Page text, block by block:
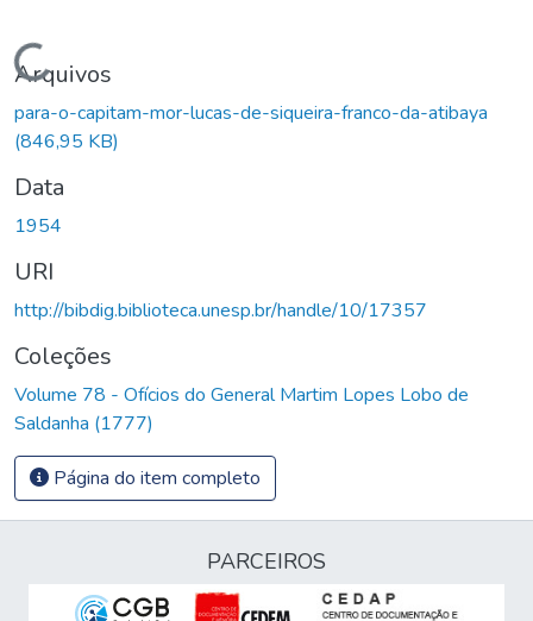
Carregando...
Arquivos
para-o-capitam-mor-lucas-de-siqueira-franco-da-atibaya
(846,95 KB)
Data
1954
URI
http://bibdig.biblioteca.unesp.br/handle/10/17357
Coleções
Volume 78 - Ofícios do General Martim Lopes Lobo de
Saldanha (1777)
Página do item completo
PARCEIROS